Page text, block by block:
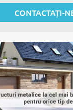
CONTACTAȚI-